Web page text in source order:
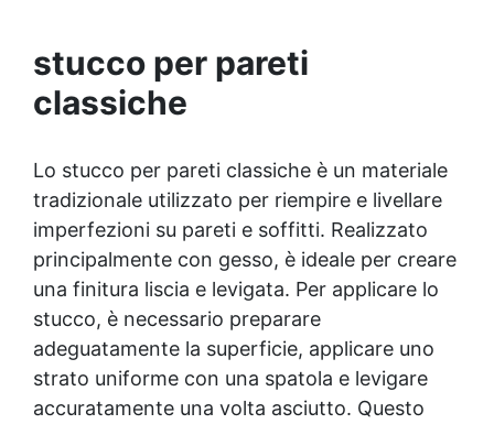
stucco per pareti
classiche
Lo stucco per pareti classiche è un materiale
tradizionale utilizzato per riempire e livellare
imperfezioni su pareti e soffitti. Realizzato
principalmente con gesso, è ideale per creare
una finitura liscia e levigata. Per applicare lo
stucco, è necessario preparare
adeguatamente la superficie, applicare uno
strato uniforme con una spatola e levigare
accuratamente una volta asciutto. Questo